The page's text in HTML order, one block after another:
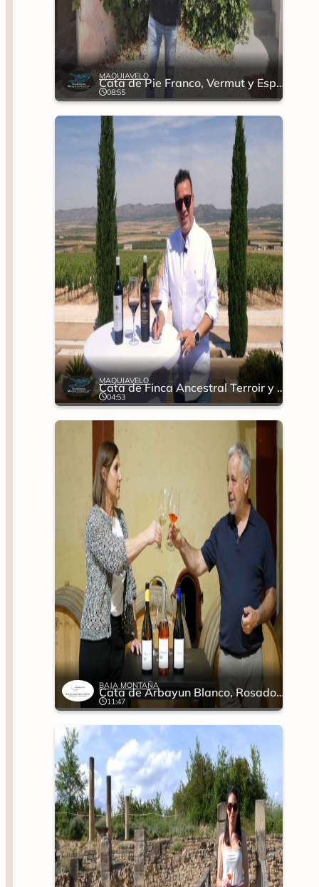
MAQUIAVELO
Cata de Pie Franco, Vermut y Espumoso
08:55
MAQUIAVELO
Cata de Finca Ancestral Terroir y Garnacha Pie Franco
04:53
BAJA MONTAÑA
Cata de Arbayun Blanco, Rosado y Tinto
11:47